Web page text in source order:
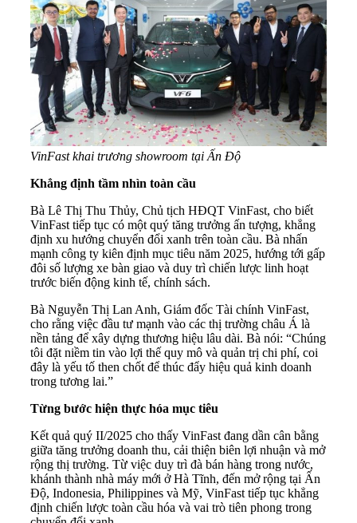
VinFast khai trương showroom tại Ấn Độ
Khẳng định tầm nhìn toàn cầu
Bà Lê Thị Thu Thủy, Chủ tịch HĐQT VinFast, cho biết
VinFast tiếp tục có một quý tăng trưởng ấn tượng, khẳng
định xu hướng chuyển đổi xanh trên toàn cầu. Bà nhấn
mạnh công ty kiên định mục tiêu năm 2025, hướng tới gấp
đôi số lượng xe bàn giao và duy trì chiến lược linh hoạt
trước biến động kinh tế, chính sách.
Bà Nguyễn Thị Lan Anh, Giám đốc Tài chính VinFast,
cho rằng việc đầu tư mạnh vào các thị trường châu Á là
nền tảng để xây dựng thương hiệu lâu dài. Bà nói: “Chúng
tôi đặt niềm tin vào lợi thế quy mô và quản trị chi phí, coi
đây là yếu tố then chốt để thúc đẩy hiệu quả kinh doanh
trong tương lai.”
Từng bước hiện thực hóa mục tiêu
Kết quả quý II/2025 cho thấy VinFast đang dần cân bằng
giữa tăng trưởng doanh thu, cải thiện biên lợi nhuận và mở
rộng thị trường. Từ việc duy trì đà bán hàng trong nước,
khánh thành nhà máy mới ở Hà Tĩnh, đến mở rộng tại Ấn
Độ, Indonesia, Philippines và Mỹ, VinFast tiếp tục khẳng
định chiến lược toàn cầu hóa và vai trò tiên phong trong